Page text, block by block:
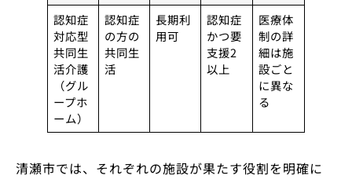
認知症
対応型
共同生
活介護
（グル
ープホ
ーム）
認知症
の方の
共同生
活
長期利
用可
認知症
かつ要
支援2
以上
医療体
制の詳
細は施
設ごと
に異な
る
清瀬市では、それぞれの施設が果たす役割を明確に